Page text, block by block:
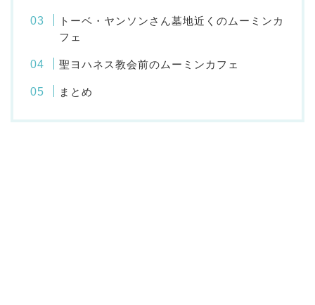
トーベ・ヤンソンさん墓地近くのムーミンカ
フェ
聖ヨハネス教会前のムーミンカフェ
まとめ